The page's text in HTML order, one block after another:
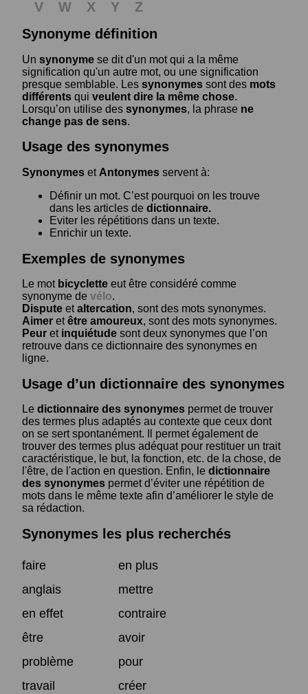
V W X Y
Z
Synonyme définition
Un synonyme se dit d'un mot qui a la même
signification qu'un autre mot, ou une signification
presque semblable. Les synonymes sont des mots
différents qui veulent dire la même chose.
Lorsqu’on utilise des synonymes, la phrase ne
change pas de sens.
Usage des synonymes
Synonymes et Antonymes servent à:
Définir un mot. C’est pourquoi on les trouve
dans les articles de dictionnaire.
Eviter les répétitions dans un texte.
Enrichir un texte.
Exemples de synonymes
Le mot bicyclette eut être considéré comme
synonyme de vélo.
Dispute etaltercation, sont des mots synonymes.
Aimer etêtre amoureux, sont des mots synonymes.
Peur et inquiétude sont deux synonymes que l’on
retrouve dans ce dictionnaire des synonymes en
ligne.
Usage d’un dictionnaire des synonymes
Le dictionnaire des synonymes permet de trouver
des termes plus adaptés au contexte que ceux dont
on se sert spontanément. Il permet également de
trouver des termes plus adéquat pour restituer un trait
caractéristique, le but, la fonction, etc. de la chose, de
l'être, de l'action en question. Enfin, le dictionnaire
des synonymes permet d’éviter une répétition de
mots dans le même texte afin d’améliorer le style de
sa rédaction.
Synonymes les plus recherchés
faire
en plus
anglais
mettre
en effet
contraire
être
avoir
problème
pour
travail
créer